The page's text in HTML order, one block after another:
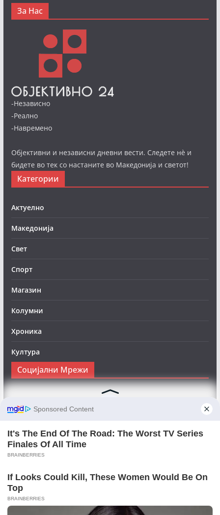
За Нас
-Независно
-Реално
-Навремено
Објективни и независни дневни вести. Следете нè и
бидете во тек со настаните во Македонија и светот!
Категории
Актуелно
Македонија
Свет
Спорт
Магазин
Колумни
Хроника
Култура
Социјални Мрежи
Следете нè на Фејсбук за да сте во тек со најновите